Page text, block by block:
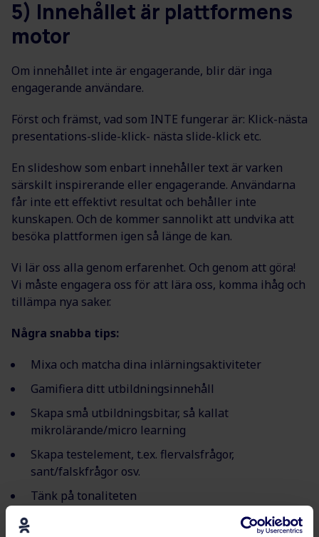
5) Innehållet är plattformens
motor
Om innehållet inte är engagerande, blir där inga
engagerande användare.
Först och främst, vad som INTE fungerar är: Klick-nästa
presentations-slide-klick- nästa slide-klick etc.
En slideshow som enbart innehåller text är varken
särskilt inspirerande eller engagerande. Användarna
får inte ett effektivt resultat och behåller inte
kunskapen. Och de kommer sannolikt att undvika att
besöka plattformen igen så länge de kan.
Vi lär oss alla genom erfarenhet. Och genom att göra!
Vi måste engagera oss för att lära oss, komma ihåg och
tillämpa nya saker.
Några snabba tips:
Mixa och matcha dina inlärningsaktiviteter
Gamifiera ditt utbildningsinnehåll
Skapa små utbildningsbitar, så kallat
mikrolärande/micro learning
Skapa testelement, t.ex. flervalsfrågor,
sant/falskfrågor osv.
Tänk på tonaliteten
Använd grafiska och visuella element och använd